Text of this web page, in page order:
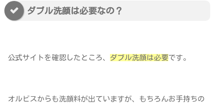
ダブル洗顔は必要なの？
公式サイトを確認したところ、 ダブル洗顔は必要です。
オルビスからも洗顔料が出ていますが、もちろんお手持ちの